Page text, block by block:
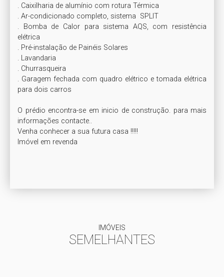
. Caixilharia de alumínio com rotura Térmica
. Ar-condicionado completo, sistema  SPLIT
. Bomba de Calor para sistema AQS, com resistência
elétrica
. Pré-instalação de Painéis Solares
. Lavandaria
. Churrasqueira
. Garagem fechada com quadro elétrico e tomada elétrica
para dois carros
O prédio encontra-se em inicio de construção. para mais
informações contacte..
Venha conhecer a sua futura casa !!!!!
Imóvel em revenda
IMÓVEIS
SEMELHANTES